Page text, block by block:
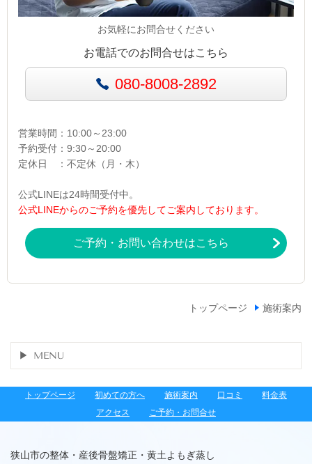
お気軽にお問合せください
お電話でのお問合せはこちら
080-8008-2892
営業時間：10:00～23:00
予約受付：9:30～20:00
定休日 ：不定休（月・木）
公式LINEは24時間受付中。
公式LINEからのご予約を優先してご案内しております。
ご予約・お問い合わせはこちら
トップページ 施術案内
MENU
トップページ 初めての方へ 施術案内 口コミ
料金表
アクセス
ご予約・お問合せ
狭山市の整体・産後骨盤矯正・黄土よもぎ蒸し